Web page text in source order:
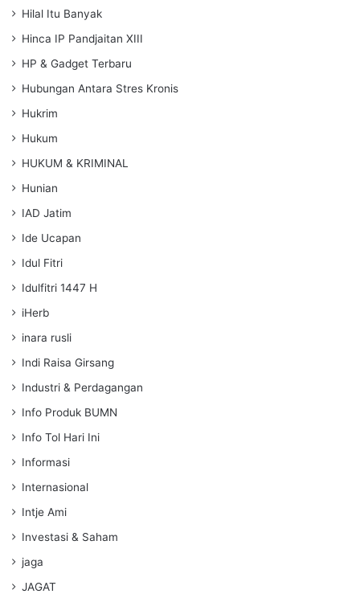
Hilal Itu Banyak
Hinca IP Pandjaitan XIII
HP & Gadget Terbaru
Hubungan Antara Stres Kronis
Hukrim
Hukum
HUKUM & KRIMINAL
Hunian
IAD Jatim
Ide Ucapan
Idul Fitri
Idulfitri 1447 H
iHerb
inara rusli
Indi Raisa Girsang
Industri & Perdagangan
Info Produk BUMN
Info Tol Hari Ini
Informasi
Internasional
Intje Ami
Investasi & Saham
jaga
JAGAT